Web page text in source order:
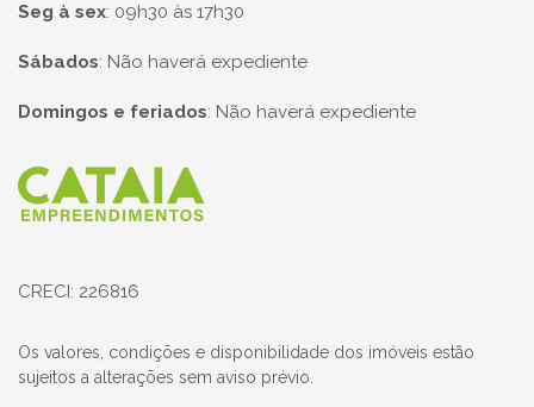
Seg à sex: 09h30 às 17h30
Sábados: Não haverá expediente
Domingos e feriados: Não haverá expediente
Página inicial
CRECI: 226816
Os valores, condições e disponibilidade dos imóveis estão
sujeitos a alterações sem aviso prévio.